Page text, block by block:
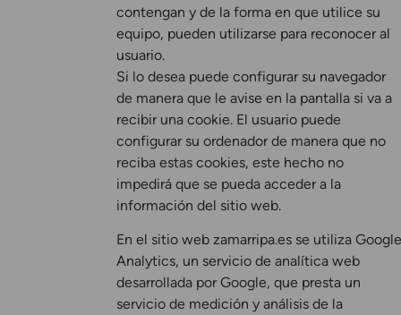
contengan y de la forma en que utilice su
equipo, pueden utilizarse para reconocer al
usuario.
Si lo desea puede configurar su navegador
de manera que le avise en la pantalla si va a
recibir una cookie. El usuario puede
configurar su ordenador de manera que no
reciba estas cookies, este hecho no
impedirá que se pueda acceder a la
información del sitio web.
En el sitio web zamarripa.es se utiliza Google
Analytics, un servicio de analítica web
desarrollada por Google, que presta un
servicio de medición y análisis de la